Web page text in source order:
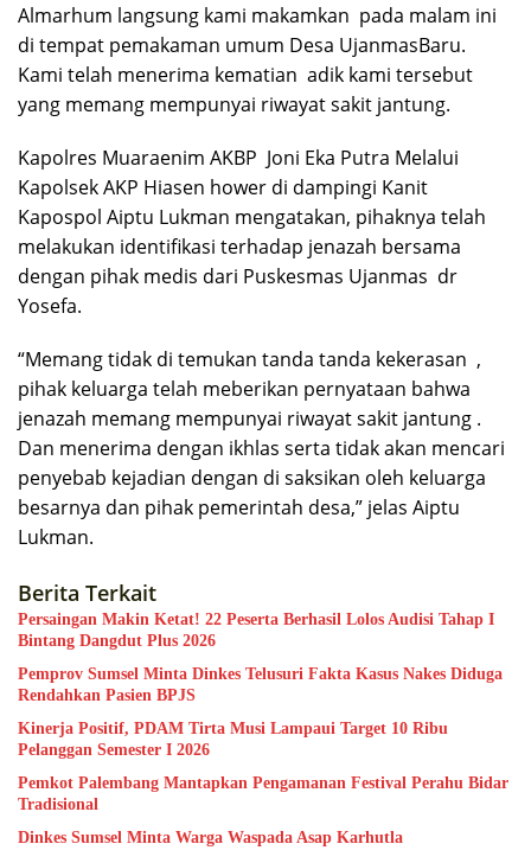
Almarhum langsung kami makamkan pada malam ini
di tempat pemakaman umum Desa UjanmasBaru.
Kami telah menerima kematian adik kami tersebut
yang memang mempunyai riwayat sakit jantung.
Kapolres Muaraenim AKBP Joni Eka Putra Melalui
Kapolsek AKP Hiasen hower di dampingi Kanit
Kapospol Aiptu Lukman mengatakan, pihaknya telah
melakukan identifikasi terhadap jenazah bersama
dengan pihak medis dari Puskesmas Ujanmas dr
Yosefa.
“Memang tidak di temukan tanda tanda kekerasan ,
pihak keluarga telah meberikan pernyataan bahwa
jenazah memang mempunyai riwayat sakit jantung .
Dan menerima dengan ikhlas serta tidak akan mencari
penyebab kejadian dengan di saksikan oleh keluarga
besarnya dan pihak pemerintah desa,” jelas Aiptu
Lukman.
Berita Terkait
Persaingan Makin Ketat! 22 Peserta Berhasil Lolos Audisi Tahap I
Bintang Dangdut Plus 2026
Pemprov Sumsel Minta Dinkes Telusuri Fakta Kasus Nakes Diduga
Rendahkan Pasien BPJS
Kinerja Positif, PDAM Tirta Musi Lampaui Target 10 Ribu
Pelanggan Semester I 2026
Pemkot Palembang Mantapkan Pengamanan Festival Perahu Bidar
Tradisional
Dinkes Sumsel Minta Warga Waspada Asap Karhutla